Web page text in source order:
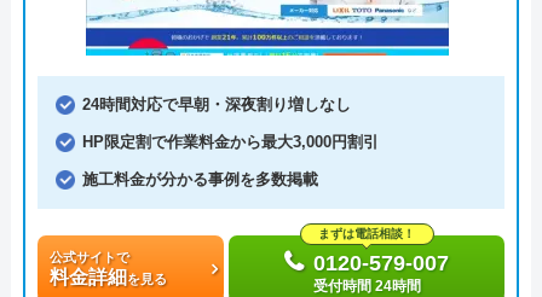
24時間対応で早朝・深夜割り増しなし
HP限定割で作業料金から最大3,000円割引
施工料金が分かる事例を多数掲載
公式サイトで
料金詳細を見る
まずは電話相談！
0120-579-007
受付時間 24時間